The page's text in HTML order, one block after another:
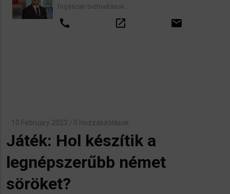
fogászati biztosítások.
call open_in_new email
10 February 2023 / 0 Hozzászólások
Játék: Hol készítik a
legnépszerűbb német
söröket?